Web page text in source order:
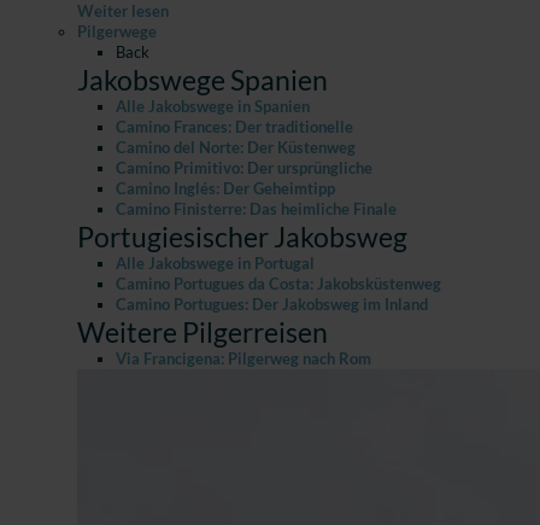
Weiter lesen
Pilgerwege
Back
Jakobswege Spanien
Alle Jakobswege in Spanien
Camino Frances: Der traditionelle
Camino del Norte: Der Küstenweg
Camino Primitivo: Der ursprüngliche
Camino Inglés: Der Geheimtipp
Camino Finisterre: Das heimliche Finale
Portugiesischer Jakobsweg
Alle Jakobswege in Portugal
Camino Portugues da Costa: Jakobsküstenweg
Camino Portugues: Der Jakobsweg im Inland
Weitere Pilgerreisen
Via Francigena: Pilgerweg nach Rom